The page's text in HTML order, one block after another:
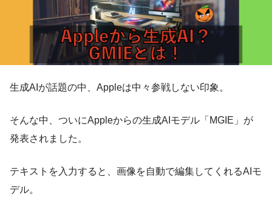
生成AIが話題の中、Appleは中々参戦しない印象。
そんな中、ついにAppleからの生成AIモデル「MGIE」が
発表されました。
テキストを入力すると、画像を自動で編集してくれるAIモ
デル。